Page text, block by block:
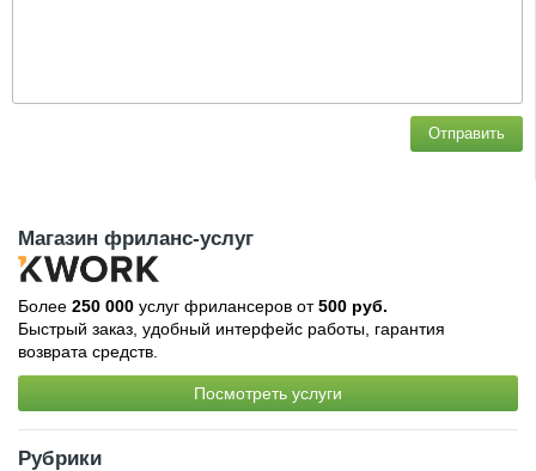
Отправить
Магазин фриланс-услуг
Более 250 000 услуг фрилансеров от500 руб.
Быстрый заказ, удобный интерфейс работы, гарантия
возврата средств.
Посмотреть услуги
Рубрики